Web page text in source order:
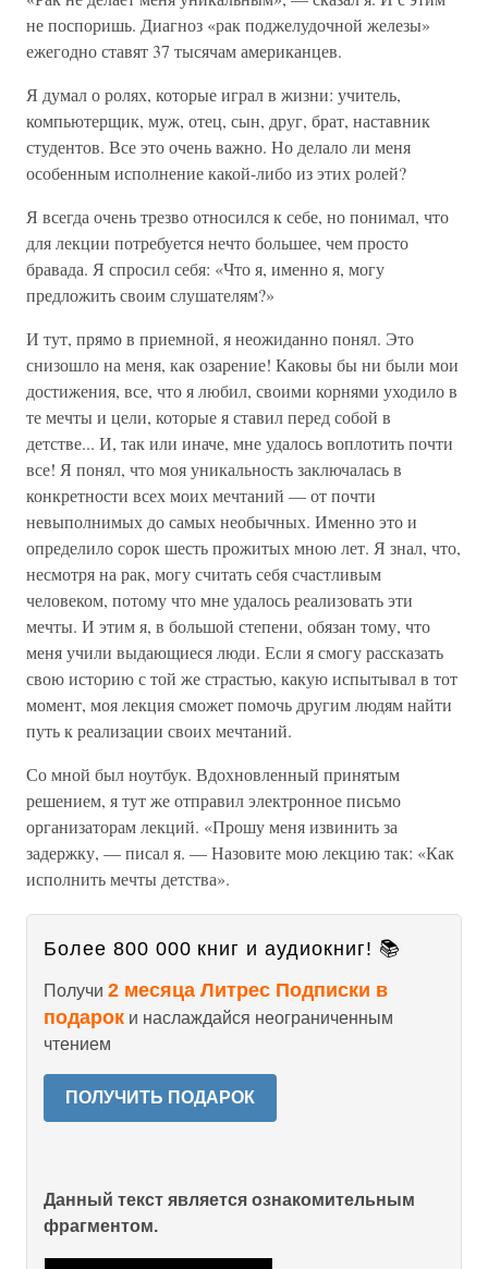
не поспоришь. Диагноз «рак поджелудочной железы»
ежегодно ставят 37 тысячам американцев.
Я думал о ролях, которые играл в жизни: учитель,
компьютерщик, муж, отец, сын, друг, брат, наставник
студентов. Все это очень важно. Но делало ли меня
особенным исполнение какой-либо из этих ролей?
Я всегда очень трезво относился к себе, но понимал, что
для лекции потребуется нечто большее, чем просто
бравада. Я спросил себя: «Что я, именно я, могу
предложить своим слушателям?»
И тут, прямо в приемной, я неожиданно понял. Это
снизошло на меня, как озарение! Каковы бы ни были мои
достижения, все, что я любил, своими корнями уходило в
те мечты и цели, которые я ставил перед собой в
детстве... И, так или иначе, мне удалось воплотить почти
все! Я понял, что моя уникальность заключалась в
конкретности всех моих мечтаний — от почти
невыполнимых до самых необычных. Именно это и
определило сорок шесть прожитых мною лет. Я знал, что,
несмотря на рак, могу считать себя счастливым
человеком, потому что мне удалось реализовать эти
мечты. И этим я, в большой степени, обязан тому, что
меня учили выдающиеся люди. Если я смогу рассказать
свою историю с той же страстью, какую испытывал в тот
момент, моя лекция сможет помочь другим людям найти
путь к реализации своих мечтаний.
Со мной был ноутбук. Вдохновленный принятым
решением, я тут же отправил электронное письмо
организаторам лекций. «Прошу меня извинить за
задержку, — писал я. — Назовите мою лекцию так: «Как
исполнить мечты детства».
Более 800 000 книг и аудиокниг! 📚
Получи 2 месяца Литрес Подписки в
подарок и наслаждайся неограниченным
чтением
ПОЛУЧИТЬ ПОДАРОК
Данный текст является ознакомительным
фрагментом.